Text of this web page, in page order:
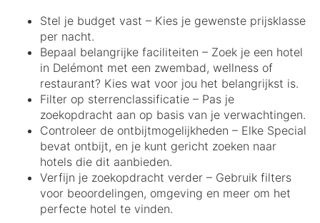
Stel je budget vast – Kies je gewenste prijsklasse
per nacht.
Bepaal belangrijke faciliteiten – Zoek je een hotel
in Delémont met een zwembad, wellness of
restaurant? Kies wat voor jou het belangrijkst is.
Filter op sterrenclassificatie – Pas je
zoekopdracht aan op basis van je verwachtingen.
Controleer de ontbijtmogelijkheden – Elke Special
bevat ontbijt, en je kunt gericht zoeken naar
hotels die dit aanbieden.
Verfijn je zoekopdracht verder – Gebruik filters
voor beoordelingen, omgeving en meer om het
perfecte hotel te vinden.